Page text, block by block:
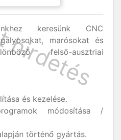
keresünk CNC
marósokat és
felső-ausztriai
és kezelése.
módosítása /
történő gyártás.